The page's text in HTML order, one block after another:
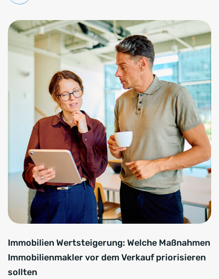
Immobilien Wertsteigerung: Welche Maßnahmen
Immobilienmakler vor dem Verkauf priorisieren
sollten